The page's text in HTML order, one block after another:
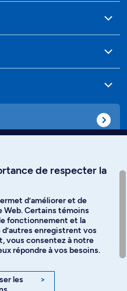
Instagram
YouTube
de respecter la
d’améliorer et de
Web. Certains témoins
fonctionnement et la
enregistrent vos
vous consentez à notre
répondre à vos besoins.
les
>